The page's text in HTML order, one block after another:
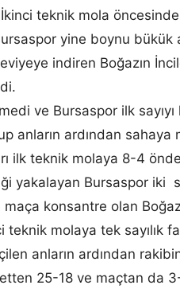
teknik mola
yine boynu bükük
indiren Boğazın
ve Bursaspor ilk sayıyı
anların ardından
ilk teknik molaya 8-4
yakalayan Bursaspor iki
konsantre olan
molaya tek sayılık
anların ardından
25-18 ve maçtan da